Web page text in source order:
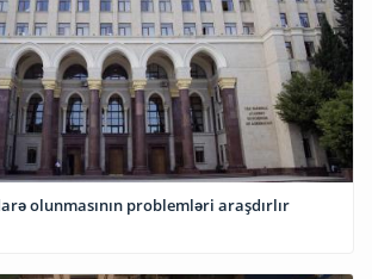
idarə olunmasının problemləri araşdırlır